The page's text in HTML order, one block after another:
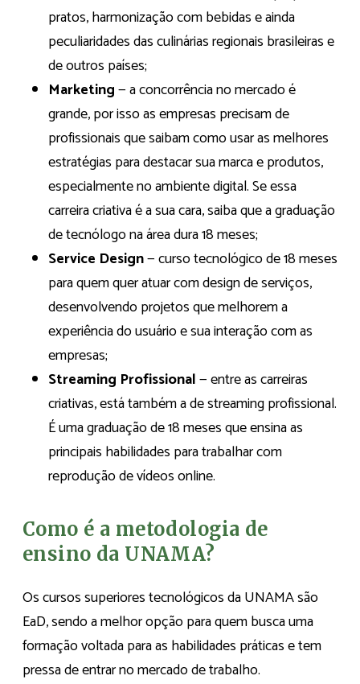
pratos, harmonização com bebidas e ainda
peculiaridades das culinárias regionais brasileiras e
de outros países;
Marketing— a concorrência no mercado é
grande, por isso as empresas precisam de
profissionais que saibam como usar as melhores
estratégias para destacar sua marca e produtos,
especialmente no ambiente digital. Se essa
carreira criativa é a sua cara, saiba que a graduação
de tecnólogo na área dura 18 meses;
Service Design— curso tecnológico de 18 meses
para quem quer atuar com design de serviços,
desenvolvendo projetos que melhorem a
experiência do usuário e sua interação com as
empresas;
Streaming Profissional— entre as carreiras
criativas, está também a de streaming profissional.
É uma graduação de 18 meses que ensina as
principais habilidades para trabalhar com
reprodução de vídeos online.
Como é a metodologia de
ensino da UNAMA?
Os cursos superiores tecnológicos da UNAMA são
EaD, sendo a melhor opção para quem busca uma
formação voltada para as habilidades práticas e tem
pressa de entrar no mercado de trabalho.